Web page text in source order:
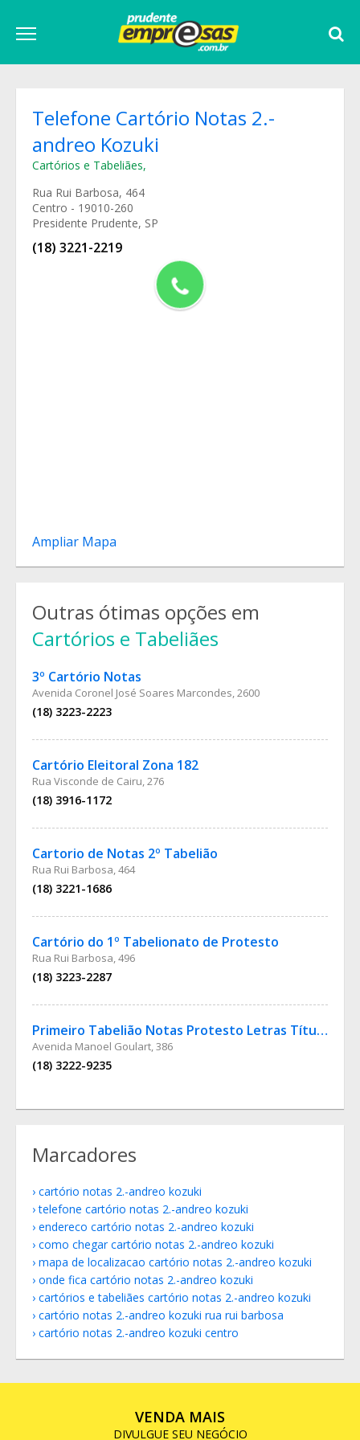
Telefone Cartório Notas 2.-
andreo Kozuki
Cartórios e Tabeliães,
Rua Rui Barbosa, 464
Centro - 19010-260
Presidente Prudente, SP
(18) 3221-2219
Ampliar Mapa
Outras ótimas opções em
Cartórios e Tabeliães
3º Cartório Notas
Avenida Coronel José Soares Marcondes, 2600
(18) 3223-2223
Cartório Eleitoral Zona 182
Rua Visconde de Cairu, 276
(18) 3916-1172
Cartorio de Notas 2º Tabelião
Rua Rui Barbosa, 464
(18) 3221-1686
Cartório do 1º Tabelionato de Protesto
Rua Rui Barbosa, 496
(18) 3223-2287
Primeiro Tabelião Notas Protesto Letras Títulos
Avenida Manoel Goulart, 386
(18) 3222-9235
Marcadores
cartório notas 2.-andreo kozuki
telefone cartório notas 2.-andreo kozuki
endereco cartório notas 2.-andreo kozuki
como chegar cartório notas 2.-andreo kozuki
mapa de localizacao cartório notas 2.-andreo kozuki
onde fica cartório notas 2.-andreo kozuki
cartórios e tabeliães cartório notas 2.-andreo kozuki
cartório notas 2.-andreo kozuki rua rui barbosa
cartório notas 2.-andreo kozuki centro
VENDA MAIS
DIVULGUE SEU NEGÓCIO